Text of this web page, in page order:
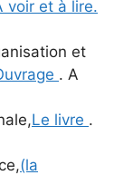
voir et à lire.
et
. A
Le livre .
(la